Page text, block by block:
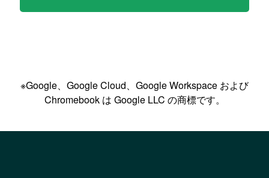
※Google、Google Cloud、Google Workspace および
Chromebook は Google LLC の商標です。